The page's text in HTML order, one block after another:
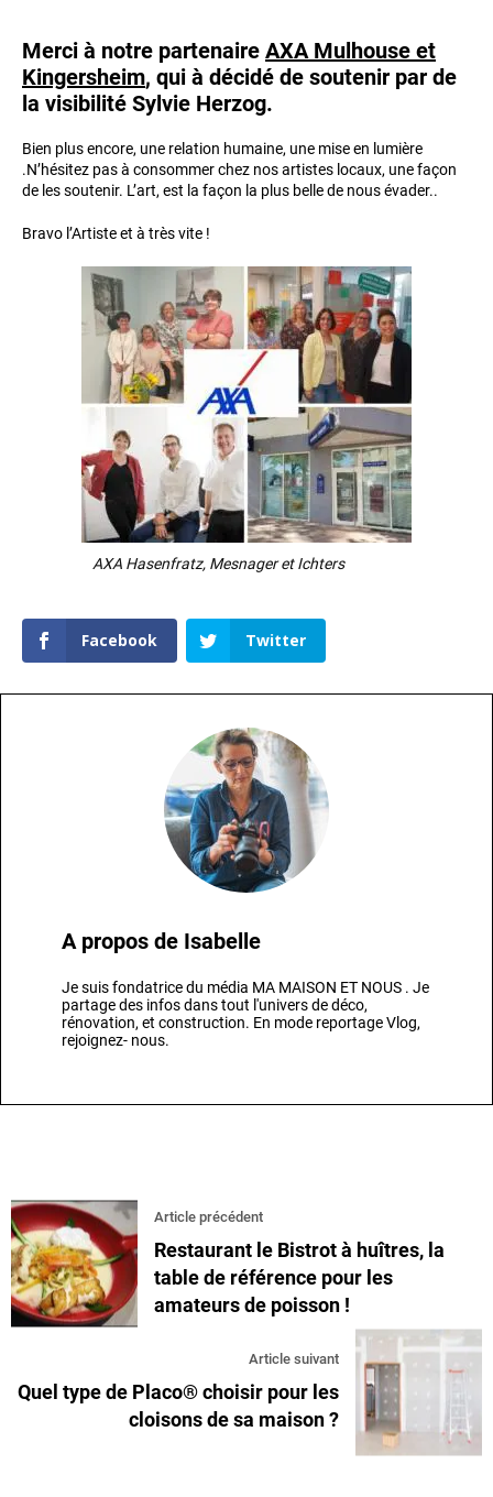
Merci à notre partenaire AXA Mulhouse et
Kingersheim, qui à décidé de soutenir par de
la visibilité Sylvie Herzog.
Bien plus encore, une relation humaine, une mise en lumière
.N’hésitez pas à consommer chez nos artistes locaux, une façon
de les soutenir. L’art, est la façon la plus belle de nous évader..
Bravo l’Artiste et à très vite !
AXA Hasenfratz, Mesnager et Ichters
Facebook Twitter
A propos de Isabelle
Je suis fondatrice du média MA MAISON ET NOUS . Je
partage des infos dans tout l'univers de déco,
rénovation, et construction. En mode reportage Vlog,
rejoignez- nous.
Article précédent
Restaurant le Bistrot à huîtres, la
table de référence pour les
amateurs de poisson !
Article suivant
Quel type de Placo® choisir pour les
cloisons de sa maison ?